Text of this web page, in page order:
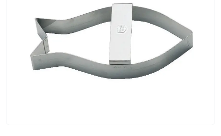
Stickvagnar & transport
Utensilier
Bord